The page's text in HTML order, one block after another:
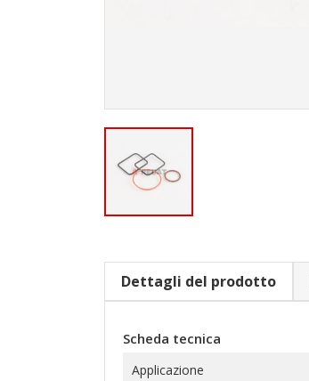
Dettagli del prodotto
Scheda tecnica
Applicazione